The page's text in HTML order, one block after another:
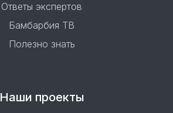
Ответы экспертов
Бамбарбия ТВ
Полезно знать
Наши проекты